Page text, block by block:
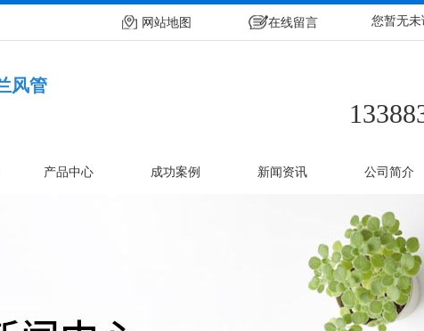
网站地图 在线留言 您暂无
风管
产品中心 成功案例 新闻资讯 公司简介